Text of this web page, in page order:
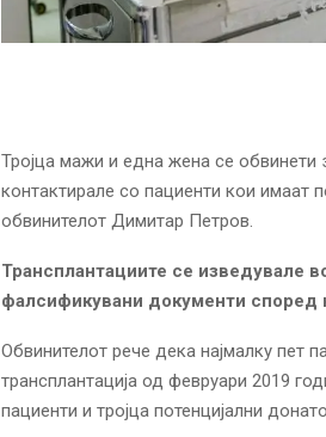
Тројца мажи и една жена се обвинети
контактирале со пациенти кои имаат
обвинителот Димитар Петров.
Трансплантациите се изведувале
фалсификувани документи според
Обвинителот рече дека најмалку пет
трансплантација од февруари 2019
пациенти и тројца потенцијални